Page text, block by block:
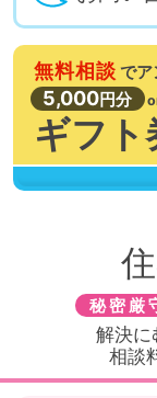
無料相談 でア
5,000円分
ギフト
秘密厳
解決に
相談